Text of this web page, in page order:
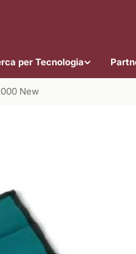
per Tecnologia
New